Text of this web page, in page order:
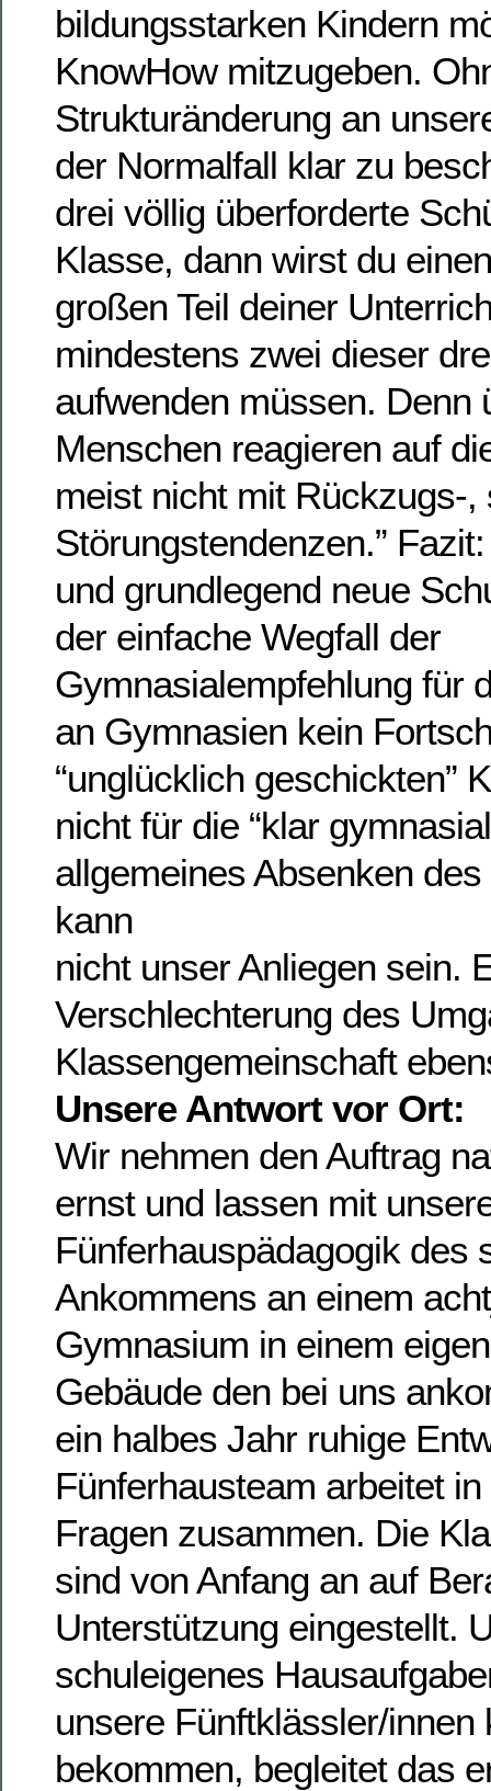
bildungsstarken Kindern
KnowHow mitzugeben.
Strukturänderung an
der Normalfall klar zu
drei völlig überforderte
Klasse, dann wirst du
großen Teil deiner
mindestens zwei dieser
aufwenden müssen. Denn
Menschen reagieren auf
meist nicht mit Rückzugs-,
Störungstendenzen.”
und grundlegend neue
der einfache Wegfall der
Gymnasialempfehlung für
an Gymnasien kein
“unglücklich geschickten”
nicht für die “klar
allgemeines Absenken
kann
nicht unser Anliegen sein.
Verschlechterung des
Klassengemeinschaft
Unsere Antwort vor Ort:
Wir nehmen den Auftrag
ernst und lassen mit
Fünferhauspädagogik des
Ankommens an einem
Gymnasium in einem
Gebäude den bei uns
ein halbes Jahr ruhige
Fünferhausteam arbeitet
Fragen zusammen. Die
sind von Anfang an auf
Unterstützung eingestellt.
schuleigenes
unsere Fünftklässler/innen
bekommen, begleitet das